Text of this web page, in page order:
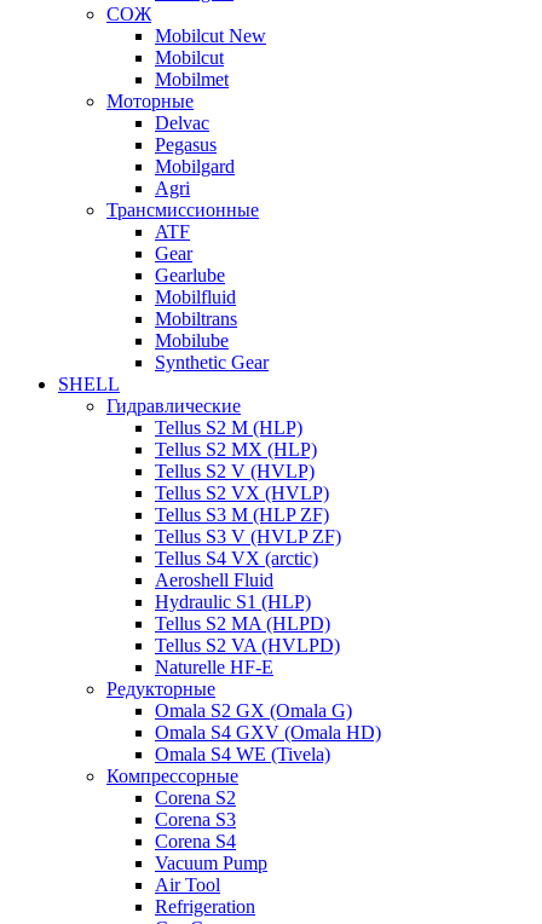
СОЖ
Mobilcut New
Mobilcut
Mobilmet
Моторные
Delvac
Pegasus
Mobilgard
Agri
Трансмиссионные
ATF
Gear
Gearlube
Mobilfluid
Mobiltrans
Mobilube
Synthetic Gear
SHELL
Гидравлические
Tellus S2 M (HLP)
Tellus S2 MХ (HLP)
Tellus S2 V (HVLP)
Tellus S2 VX (HVLP)
Tellus S3 M (HLP ZF)
Tellus S3 V (HVLP ZF)
Tellus S4 VX (arctic)
Aeroshell Fluid
Hydraulic S1 (HLP)
Tellus S2 MA (HLPD)
Tellus S2 VA (HVLPD)
Naturelle HF-E
Редукторные
Omala S2 GX (Omala G)
Omala S4 GXV (Omala HD)
Omala S4 WE (Tivela)
Компрессорные
Corena S2
Corena S3
Corena S4
Vacuum Pump
Air Tool
Refrigeration